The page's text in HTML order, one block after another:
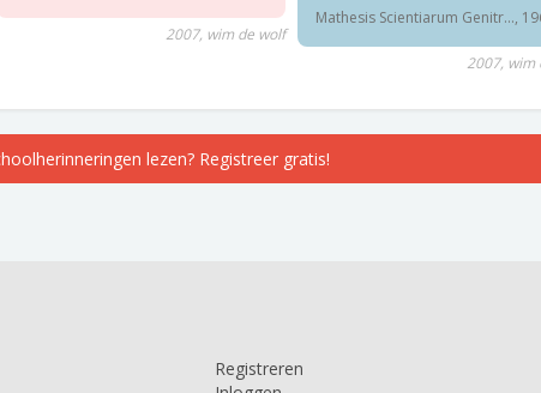
2007, wim de wolf
Mathesis Scientiarum Genitr...,
2007, wim
lezen? Registreer gratis!
Registreren